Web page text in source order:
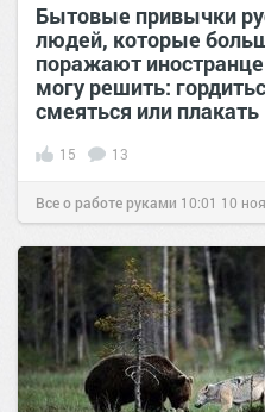
Бытовые привычки
людей, которые
поражают
могу решить:
смеяться или плакать
15 13
Все о работе руками 10:01 10